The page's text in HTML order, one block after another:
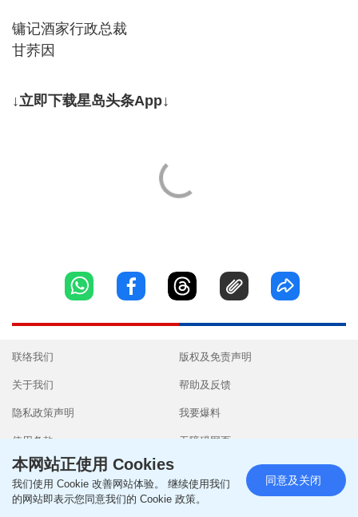
镛记酒家行政总裁
甘荞因
↓立即下载星岛头条App↓
联络我们
关于我们
隐私政策声明
使用条款
版权及免责声明
帮助及反馈
我要爆料
无障碍网页
Copyright © 2026 SingTao Ltd.All rights reserved.
本网站正使用 Cookies
我们使用 Cookie 改善网站体验。 继续使用我们
的网站即表示您同意我们的 Cookie 政策。
同意及关闭